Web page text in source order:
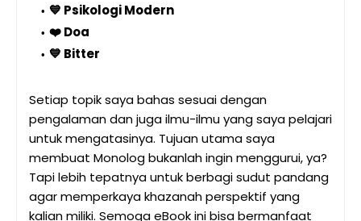
💙 Psikologi Modern
❤️ Doa
💙 Bitter
Setiap topik saya bahas sesuai dengan
pengalaman dan juga ilmu-ilmu yang saya pelajari
untuk mengatasinya. Tujuan utama saya
membuat Monolog bukanlah ingin menggurui, ya?
Tapi lebih tepatnya untuk berbagi sudut pandang
agar memperkaya khazanah perspektif yang
kalian miliki. Semoga eBook ini bisa bermanfaat